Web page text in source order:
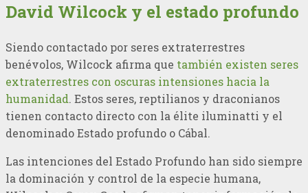
David Wilcock y el estado profundo
Siendo contactado por seres extraterrestres
benévolos, Wilcock afirma que también existen seres
extraterrestres con oscuras intensiones hacia la
humanidad. Estos seres, reptilianos y draconianos
tienen contacto directo con la élite iluminatti y el
denominado Estado profundo o Cábal.
Las intenciones del Estado Profundo han sido siempre
la dominación y control de la especie humana,